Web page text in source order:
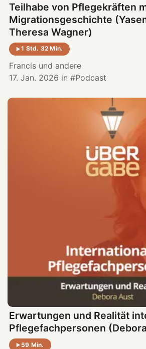
Teilhabe von Pflegekräften
Migrationsgeschichte
Theresa Wagner)
1 Std. 32 Min.
Francis und andere
17. Jan. 2026 in Podcast
Erwartungen und Realität
Pflegefachpersonen
59 Min.